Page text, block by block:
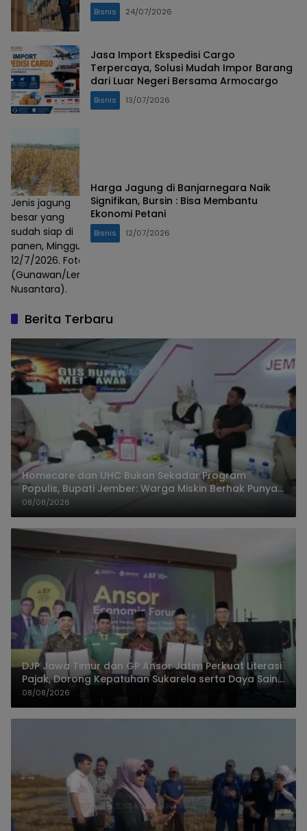
Bisnis 24/07/2026
Jasa Import Ekspedisi Cargo
Terpercaya, Solusi Mudah Impor Barang
dari Luar Negeri Bersama Armocargo
Bisnis 13/07/2026
Jenis jagung
besar yang
sudah siap di
panen, Minggu,
12/7/2026. Foto :
(Gunawan/Lensa
Nusantara).
Harga Jagung di Banjarnegara Naik
Signifikan, Bursin : Bisa Membantu
Ekonomi Petani
Bisnis 12/07/2026
Berita Terbaru
Homecare dan UHC Bukan Sekadar Program
Populis, Bupati Jember: Warga Miskin Berhak Punya
Akses Dokter Keluarga
08/08/2026
DJP Jawa Timur dan GP Ansor Jatim Perkuat Literasi
Pajak, Dorong Kepatuhan Sukarela serta Daya Saing
UMKM
08/08/2026